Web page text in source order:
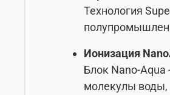
Технология
Ионизация
Блок Nano-
молекулы воды,